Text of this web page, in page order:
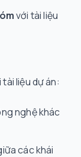
với tài liệu
liệu dự án:
nghệ khác
các khái